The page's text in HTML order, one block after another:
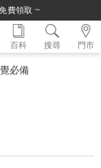
費領取 ~
門市
百科 搜尋
必備